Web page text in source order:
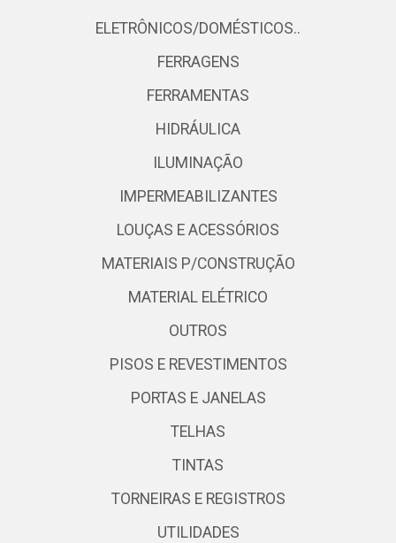
ELETRÔNICOS/DOMÉSTICOS..
FERRAGENS
FERRAMENTAS
HIDRÁULICA
ILUMINAÇÃO
IMPERMEABILIZANTES
LOUÇAS E ACESSÓRIOS
MATERIAIS P/CONSTRUÇÃO
MATERIAL ELÉTRICO
OUTROS
PISOS E REVESTIMENTOS
PORTAS E JANELAS
TELHAS
TINTAS
TORNEIRAS E REGISTROS
UTILIDADES